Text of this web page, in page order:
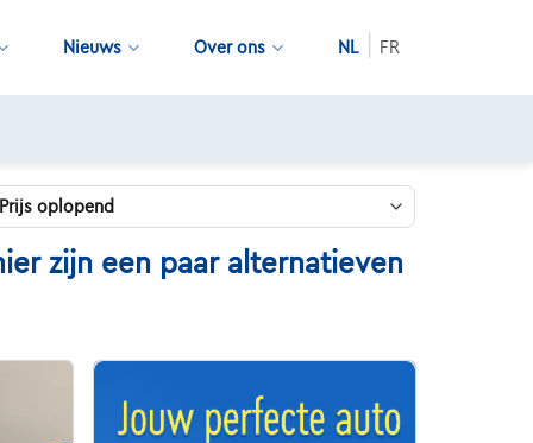
Nieuws Over ons NL FR
zijn een paar alternatieven